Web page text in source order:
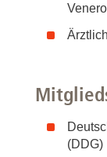
(DDG)